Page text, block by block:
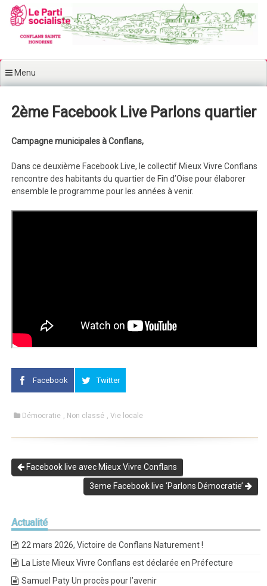
Aller au contenu principal
Menu
2ème Facebook Live Parlons quartier
Campagne municipales à Conflans,
Dans ce deuxième Facebook Live, le collectif Mieux Vivre Conflans
rencontre des habitants du quartier de Fin d’Oise pour élaborer
ensemble le programme pour les années à venir.
Facebook Twitter
Démocratie , Non classé ,Vie locale
Facebook live avec Mieux Vivre Conflans
3eme Facebook live ‘Parlons Démocratie’
Actualité
22 mars 2026, Victoire de Conflans Naturement !
La Liste Mieux Vivre Conflans est déclarée en Préfecture
Samuel Paty Un procès pour l’avenir